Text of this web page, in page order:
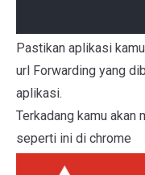
Pastikan aplikasi
url Forwarding yang
aplikasi.
Terkadang kamu akan
seperti ini di chrome